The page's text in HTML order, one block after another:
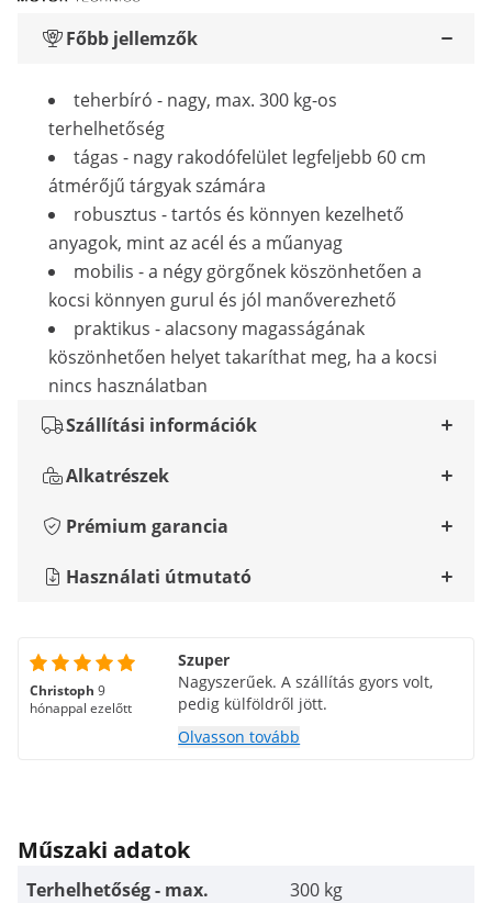
Főbb jellemzők
teherbíró - nagy, max. 300 kg-os
terhelhetőség
tágas - nagy rakodófelület legfeljebb 60 cm
átmérőjű tárgyak számára
robusztus - tartós és könnyen kezelhető
anyagok, mint az acél és a műanyag
mobilis - a négy görgőnek köszönhetően a
kocsi könnyen gurul és jól manőverezhető
praktikus - alacsony magasságának
köszönhetően helyet takaríthat meg, ha a kocsi
nincs használatban
Szállítási információk
Alkatrészek
Prémium garancia
Használati útmutató
Christoph 9
hónappal ezelőtt
Szuper
Nagyszerűek. A szállítás gyors volt,
pedig külföldről jött.
Olvasson tovább
Műszaki adatok
Terhelhetőség - max.
300 kg